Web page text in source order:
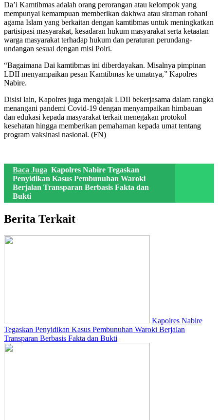
Da’i Kamtibmas adalah orang perorangan atau kelompok yang
mempunyai kemampuan memberikan dakhwa atau siraman rohani
agama Islam yang berkaitan dengan kamtibmas untuk meningkatkan
partisipasi masyarakat, kesadaran hukum masyarakat serta ketaatan
warga masyarakat terhadap hukum dan peraturan perundang-
undangan sesuai dengan misi Polri.
“Bagaimana Dai kamtibmas ini diberdayakan. Misalnya pimpinan
LDII menyampaikan pesan Kamtibmas ke umatnya,” Kapolres
Nabire.
Disisi lain, Kapolres juga mengajak LDII bekerjasama dalam rangka
menangani pandemi Covid-19 dengan menyampaikan himbauan
dan edukasi kepada masyarakat terkait menegakan protokol
kesehatan hingga memberikan pemahaman kepada umat tentang
program vaksinasi nasional. (FN)
Baca Juga Kapolres Nabire Tegaskan
Penyidikan Kasus Pembunuhan Waroki
Berjalan Transparan Berbasis Fakta dan
Bukti
Berita Terkait
Kapolres Nabire
Tegaskan Penyidikan Kasus Pembunuhan Waroki Berjalan
Transparan Berbasis Fakta dan Bukti